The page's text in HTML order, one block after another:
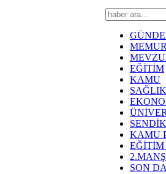
EĞİTİM
KAMU
SAĞLIK
KAMU
EĞİTİM
SON